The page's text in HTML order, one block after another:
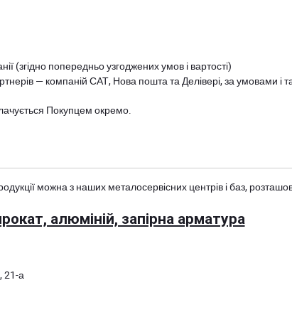
(згідно попередньо узгоджених умов і вартості)
— компаній САТ, Нова пошта та Делівері, за умовами і
Покупцем окремо.
можна з наших металосервісних центрів і баз,
алюміній, запірна арматура
21-а